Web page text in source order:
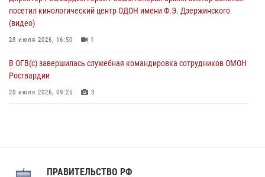
08 августа 2026, 13:00
посетил кинологический центр ОДОН имени Ф.Э. Дзержинского
(видео)
28 июля 2026, 16:50 1
В ОГВ(с) завершилась служебная командировка сотрудников ОМОН
Росгвардии
20 июля 2026, 09:25 3
ПРАВИТЕЛЬСТВО РФ